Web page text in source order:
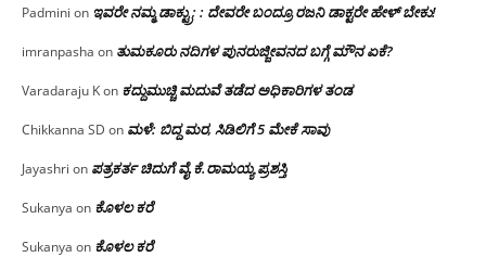
Padmini on ಇವರೇ ನಮ್ಮ ಡಾಕ್ಟ್ರು; : ದೇವರೇ ಬಂದ್ರೂ ರಜನಿ ಡಾಕ್ಟರೇ ಹೇಳ್ ಬೇಕು!
imranpasha on ತುಮಕೂರು ನದಿಗಳ ಪುನರುಜ್ಜೀವನದ ಬಗ್ಗೆ ಮೌನ ಏಕೆ?
Varadaraju Kon ಕದ್ದುಮುಚ್ಚಿ ಮದುವೆ ತಡೆದ ಅಧಿಕಾರಿಗಳ ತಂಡ
Chikkanna SD on ಮಳೆ: ಬಿದ್ದ ಮರ, ಸಿಡಿಲಿಗೆ 5 ಮೇಕೆ ಸಾವು
Jayashri on ಪತ್ರಕರ್ತ ಚಿದುಗೆ ವೈ.ಕೆ.ರಾಮಯ್ಯ ಪ್ರಶಸ್ತಿ
Sukanya on ಕೊಳಲ ಕರೆ
Sukanya on ಕೊಳಲ ಕರೆ